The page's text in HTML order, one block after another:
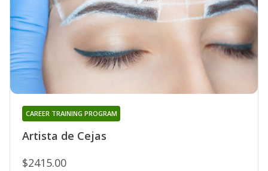
Artista de Cejas
CAREER TRAINING PROGRAM
$2415.00